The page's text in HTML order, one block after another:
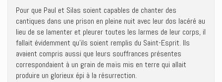
Pour que Paul et Silas soient capables de chanter des
cantiques dans une prison en pleine nuit avec leur dos lacéré au
lieu de se lamenter et pleurer toutes les larmes de leur corps, il
fallait évidemment qu’ils soient remplis du Saint-Esprit. Ils
avaient compris aussi que leurs souffrances présentes
correspondaient à un grain de maïs mis en terre qui allait
produire un glorieux épi à la résurrection.